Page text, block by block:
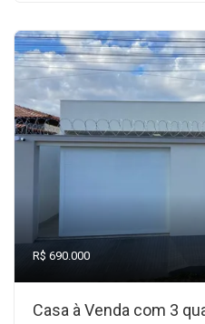
R$ 690.000
Casa à Venda com 3